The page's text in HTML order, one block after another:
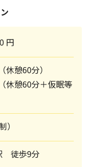
円
休憩60分）
休憩60分＋仮眠等
徒歩9分